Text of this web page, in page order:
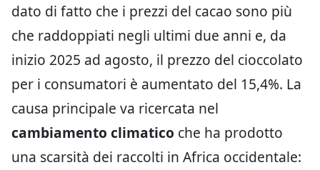
dato di fatto che i prezzi del cacao sono più
che raddoppiati negli ultimi due anni e, da
inizio 2025 ad agosto, il prezzo del cioccolato
per i consumatori è aumentato del 15,4%. La
causa principale va ricercata nel
cambiamento climatico che ha prodotto
una scarsità dei raccolti in Africa occidentale: